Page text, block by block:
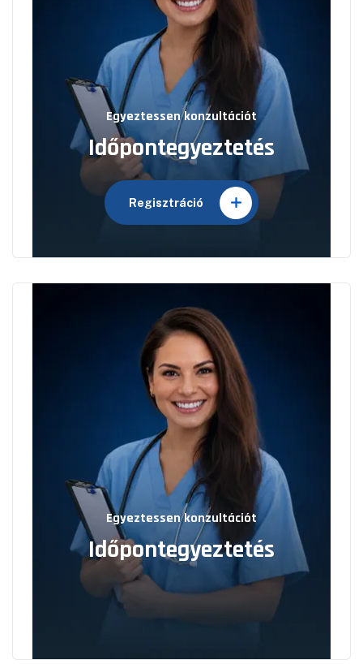
Egyeztessen konzultációt
Időpontegyeztetés
Regisztráció
Egyeztessen konzultációt
Időpontegyeztetés